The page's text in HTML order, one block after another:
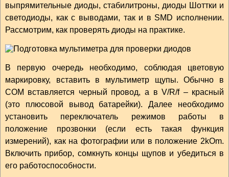
выпрямительные диоды, стабилитроны, диоды Шоттки и
светодиоды, как с выводами, так и в SMD исполнении.
Рассмотрим, как проверять диоды на практике.
В первую очередь необходимо, соблюдая цветовую
маркировку, вставить в мультиметр щупы. Обычно в
COM вставляется черный провод, а в V/R/f – красный
(это плюсовой вывод батарейки). Далее необходимо
установить переключатель режимов работы в
положение прозвонки (если есть такая функция
измерений), как на фотографии или в положение 2kOm.
Включить прибор, сомкнуть концы щупов и убедиться в
его работоспособности.